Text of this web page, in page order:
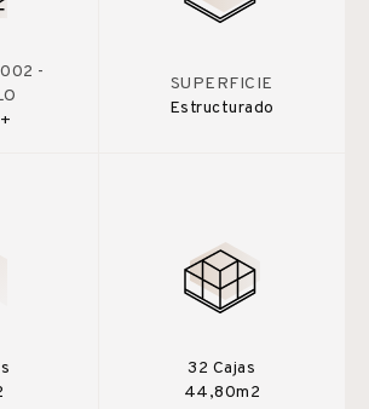
-
SUPERFICIE
Estructurado
32 Cajas
44,80m2